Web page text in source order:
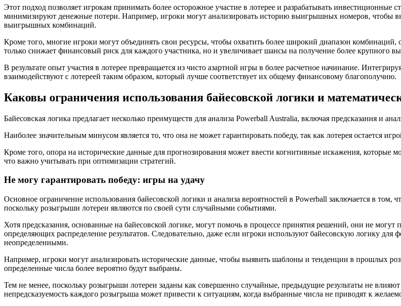
Этот подход позволяет игрокам принимать более осторожное участие в лотерее и разрабатывать
минимизируют денежные потери. Например, игроки могут анализировать историю выигрышных номеров, чтобы
выигрышных комбинаций.
Кроме того, многие игроки могут объединять свои ресурсы, чтобы охватить более широкий диапазон
только снижает финансовый риск для каждого участника, но и увеличивает шансы на получение более крупного
В результате опыт участия в лотерее превращается из чисто азартной игры в более расчетное начинание.
взаимодействуют с лотереей таким образом, который лучше соответствует их общему финансовому благополучию.
Каковы ограничения использования байесовской логики и
Байесовская логика предлагает несколько преимуществ для анализа Powerball Australia, включая предсказания и
Наиболее значительным минусом является то, что она не может гарантировать победу, так как лотерея остается
Кроме того, опора на исторические данные для прогнозирования может ввести когнитивные искажения, которые
что важно учитывать при оптимизации стратегий.
Не могу гарантировать победу: игры на удачу
Основное ограничение использования байесовской логики и анализа вероятностей в Powerball заключается в
поскольку розыгрыши лотереи являются по своей сути случайными событиями.
Хотя предсказания, основанные на байесовской логике, могут помочь в процессе принятия решений, они не
определяющих распределение результатов. Следовательно, даже если игроки используют байесовскую логику
неопределенными.
Например, игроки могут анализировать исторические данные, чтобы выявить шаблоны и тенденции в прошлых
определенные числа более вероятно будут выбраны.
Тем не менее, поскольку розыгрыши лотереи заданы как совершенно случайные, предыдущие результаты не
непредсказуемость каждого розыгрыша может привести к ситуациям, когда выбранные числа не приводят к